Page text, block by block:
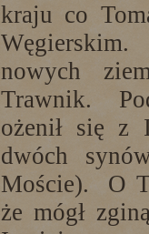
kraju co
Węgierskim.
nowych
Trawnik.
ożenił się z
dwóch
Moście). O
że mógł